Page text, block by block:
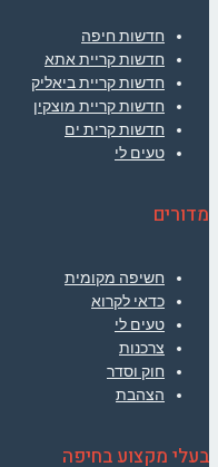
חדשות חיפה
חדשות קריית אתא
חדשות קריית ביאליק
חדשות קריית מוצקין
חדשות קרית ים
טעים לי
מדורים
חשיפה מקומית
כדאי לקרוא
טעים לי
צרכנות
חוק וסדר
הצהבת
בעלי מקצוע בחיפה